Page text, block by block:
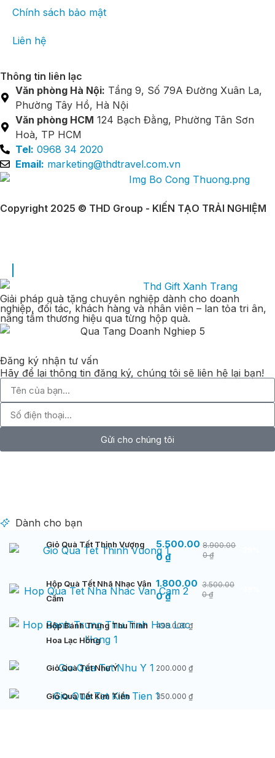
Chính sách bảo mật
Liên hệ
Thông tin liên lạc
Văn phòng Hà Nội: Tầng 9, Số 79A Đường Xuân La,
Phường Tây Hồ, Hà Nội
Văn phòng HCM 124 Bạch Đằng, Phường Tân Sơn
Hoà, TP HCM
Tel: 0968 34 2020
Email: marketing@thdtravel.com.vn
Copyright 2025 © THD Group - KIẾN TẠO TRẢI NGHIỆM
Giải pháp quà tặng chuyên nghiệp dành cho doanh
nghiệp, đối tác, khách hàng và nhân viên – lan tỏa tri ân,
nâng tầm thương hiệu qua từng hộp quà.
Đăng ký nhận tư vấn
Hãy để lại thông tin đăng ký, chúng tôi sẽ liên hệ lại bạn!
Gửi cho chúng tôi
Dành cho bạn
Giỏ Quà Tết Thịnh Vượng
8.900.00
0₫
5.500.00
0 ₫
Hộp Quà Tết Nhã Nhạc Vân
Cầm
3.500.00
0₫
1.800.00
0₫
Hộp Bánh Trung Thu Tinh
Hoa Lạc Hồng
495.000₫
Giỏ Quà Tết Như Ý 200.000 ₫
Giỏ Quà Tết Kim Tiền 350.000 ₫